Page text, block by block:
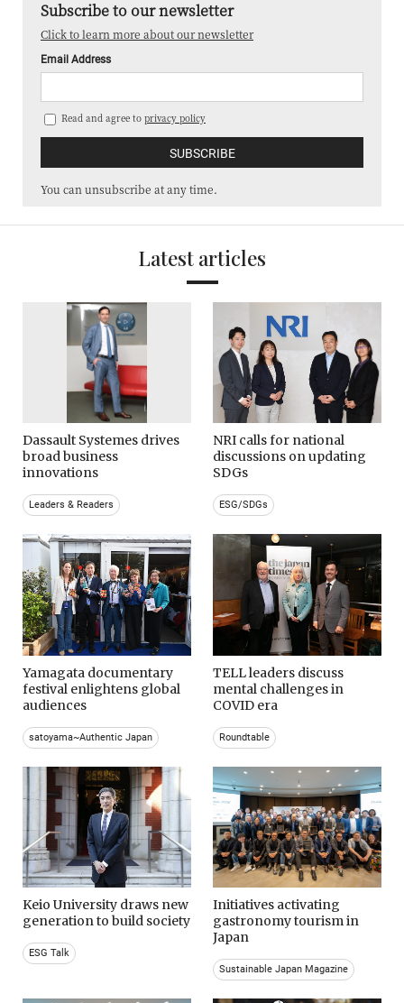
Subscribe to our newsletter
Click to learn more about our newsletter
Email Address
Read and agree to privacy policy
You can unsubscribe at any time.
Latest articles
Dassault Systemes drives
broad business
innovations
Leaders & Readers
NRI calls for national
discussions on updating
SDGs
ESG/SDGs
Yamagata documentary
festival enlightens global
audiences
satoyama~Authentic Japan
TELL leaders discuss
mental challenges in
COVID era
Roundtable
Keio University draws new
generation to build society
ESG Talk
Initiatives activating
gastronomy tourism in
Japan
Sustainable Japan Magazine